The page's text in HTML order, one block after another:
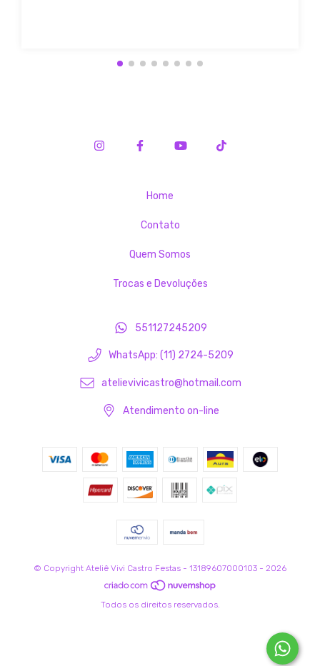
Home
Contato
Quem Somos
Trocas e Devoluções
551127245209
WhatsApp: (11) 2724-5209
atelievivicastro@hotmail.com
Atendimento on-line
© Copyright Ateliê Vivi Castro Festas - 13189607000103 - 2026
Todos os direitos reservados.